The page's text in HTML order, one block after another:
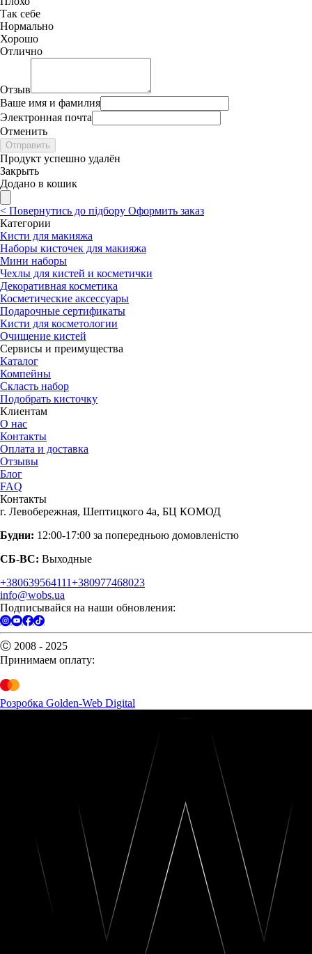
Так себе
Нормально
Хорошо
Отлично
Отзыв
Ваше имя и фамилия
Электронная почта
Отменить
Отправить
Продукт успешно удалён
Закрыть
Додано в кошик
< Повернутись до підбору Оформить заказ
Категории
Кисти для макияжа
Наборы кисточек для макияжа
Мини наборы
Чехлы для кистей и косметички
Декоративная косметика
Косметические аксессуары
Подарочные сертификаты
Кисти для косметологии
Очищение кистей
Сервисы и преимущества
Каталог
Компейны
Скласть набор
Подобрать кисточку
Клиентам
О нас
Контакты
Оплата и доставка
Отзывы
Блог
FAQ
Контакты
г. Левобережная, Шептицкого 4а, БЦ КОМОД
Будни: 12:00-17:00 за попередньою домовленістю
СБ-ВС: Выходные
+380639564111+380977468023
info@wobs.ua
Подписывайся на наши обновления:
Ⓒ 2008 - 2025
Принимаем оплату:
Розробка Golden-Web Digital